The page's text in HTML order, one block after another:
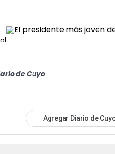
de Cuyo
Agregar Diario de